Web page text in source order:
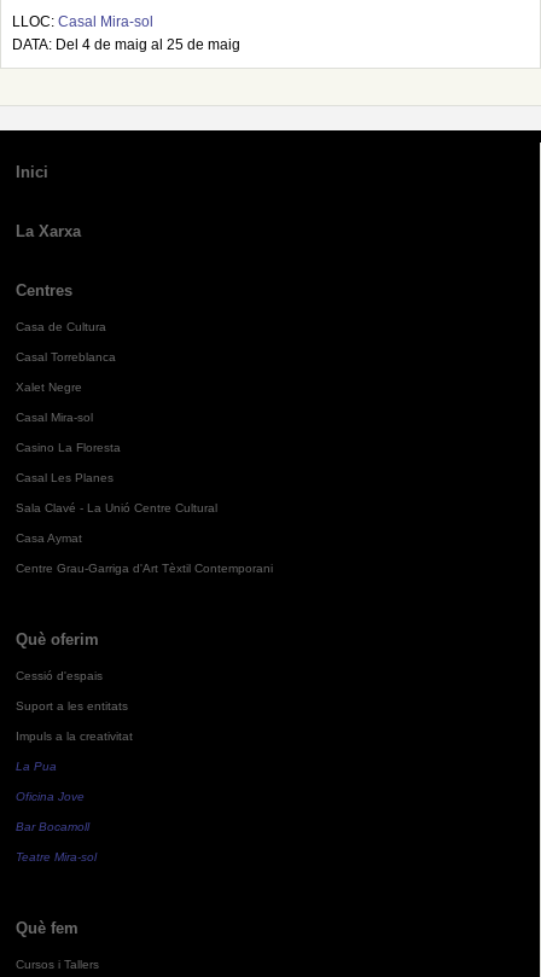
LLOC: Casal Mira-sol
DATA: Del 4 de maig al 25 de maig
Inici
La Xarxa
Centres
Casa de Cultura
Casal Torreblanca
Xalet Negre
Casal Mira-sol
Casino La Floresta
Casal Les Planes
Sala Clavé - La Unió Centre Cultural
Casa Aymat
Centre Grau-Garriga d'Art Tèxtil Contemporani
Què oferim
Cessió d'espais
Suport a les entitats
Impuls a la creativitat
La Pua
Oficina Jove
Bar Bocamoll
Teatre Mira-sol
Què fem
Cursos i Tallers